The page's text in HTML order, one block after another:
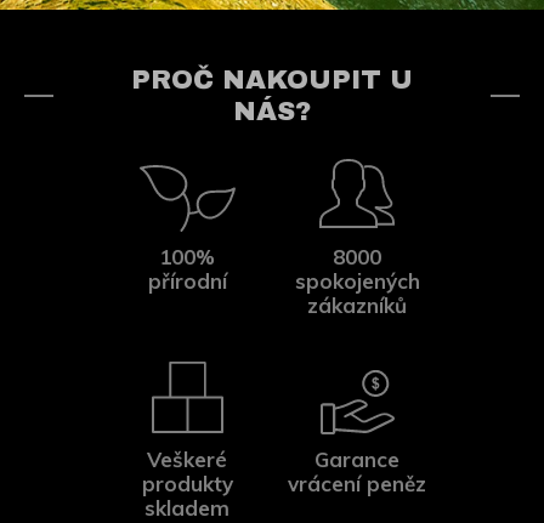
PROČ NAKOUPIT U
NÁS?
100%
přírodní
8000
spokojených
zákazníků
Veškeré
produkty
skladem
Garance
vrácení peněz